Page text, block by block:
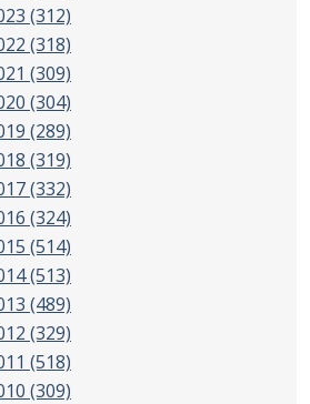
(312)
(318)
(309)
(304)
(289)
(319)
(332)
(324)
(514)
(513)
(489)
(329)
(518)
(309)